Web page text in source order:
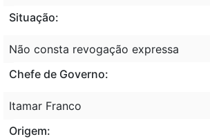
Situação:
Não consta revogação expressa
Chefe de Governo:
Itamar Franco
Origem: